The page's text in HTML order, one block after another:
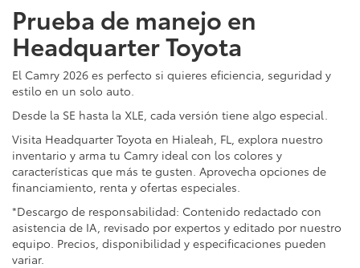
Prueba de manejo en
Headquarter Toyota
El Camry 2026 es perfecto si quieres eficiencia, seguridad y
estilo en un solo auto.
Desde la SE hasta la XLE, cada versión tiene algo especial.
Visita Headquarter Toyota en Hialeah, FL, explora nuestro
inventario y arma tu Camry ideal con los colores y
características que más te gusten. Aprovecha opciones de
financiamiento, renta y ofertas especiales.
*Descargo de responsabilidad: Contenido redactado con
asistencia de IA, revisado por expertos y editado por nuestro
equipo. Precios, disponibilidad y especificaciones pueden
variar.